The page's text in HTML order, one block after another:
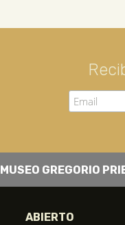
MUSEO GREGORIO
ABIERTO